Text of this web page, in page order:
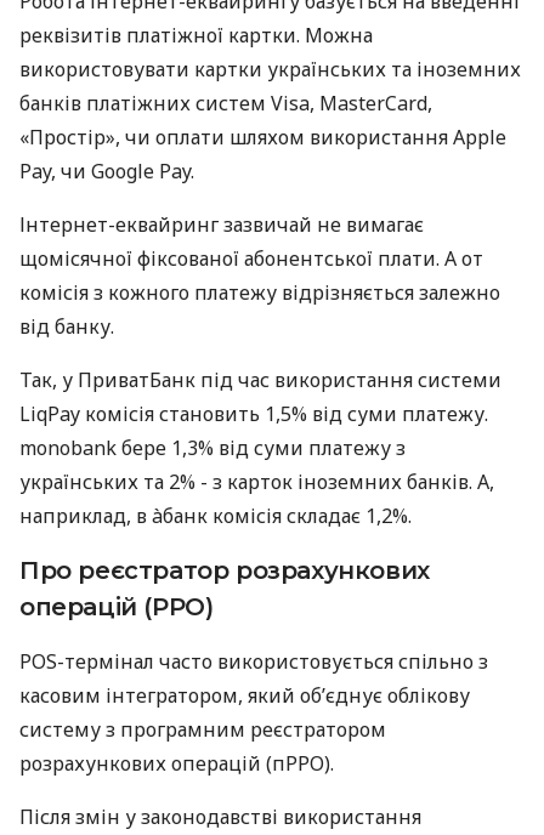
реквізитів платіжної картки. Можна
використовувати картки українських та іноземних
банків платіжних систем Visa, MasterCard,
«Простір», чи оплати шляхом використання Apple
Pay, чи Google Pay.
Інтернет-еквайринг зазвичай не вимагає
щомісячної фіксованої абонентської плати. А от
комісія з кожного платежу відрізняється залежно
від банку.
Так, у ПриватБанк під час використання системи
LiqPay комісія становить 1,5% від суми платежу.
monobank бере 1,3% від суми платежу з
українських та 2% - з карток іноземних банків. А,
наприклад, в àбанк комісія складає 1,2%.
Про реєстратор розрахункових
операцій (РРО)
POS-термінал часто використовується спільно з
касовим інтегратором, який об’єднує облікову
систему з програмним реєстратором
розрахункових операцій (пРРО).
Після змін у законодавстві використання